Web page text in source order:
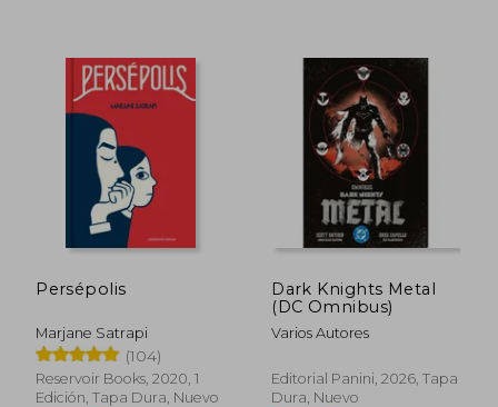
dcto.
40%
Persépolis
Marjane Satrapi
(104)
Reservoir Books, 2020, 1
Edición, Tapa Dura, Nuevo
Dark Knights Metal
(DC Omnibus)
Varios Autores
Editorial Panini, 2026, Tapa
Dura, Nuevo